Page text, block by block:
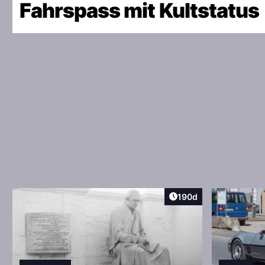
Fahrspass mit Kultstatus
Artikel veröffentlicht:
190d